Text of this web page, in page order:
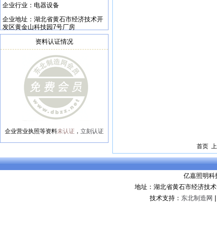
企业行业：电器设备
企业地址：湖北省黄石市经济技术开
发区黄金山科技园7号厂房
资料认证情况
企业营业执照等资料未认证 ， 立刻认证
首页
亿嘉照明科
地址：湖北省黄石市经济技
技术支持： 东北制造网